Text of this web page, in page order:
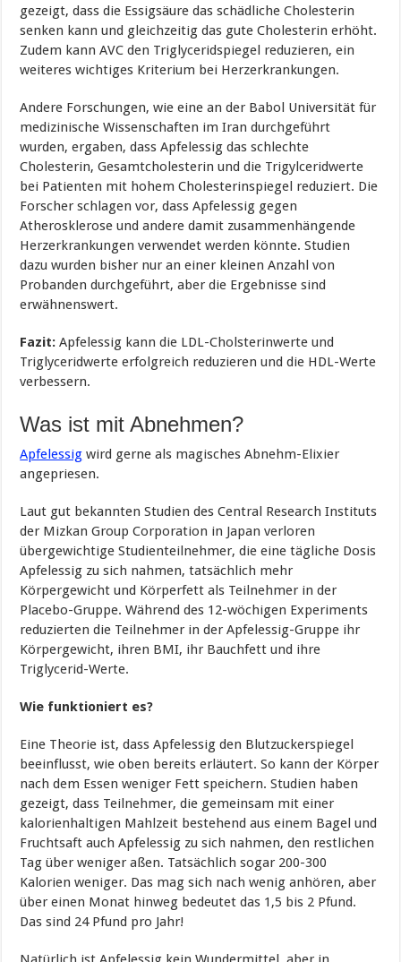
gezeigt, dass die Essigsäure das schädliche Cholesterin
senken kann und gleichzeitig das gute Cholesterin erhöht.
Zudem kann AVC den Triglyceridspiegel reduzieren, ein
weiteres wichtiges Kriterium bei Herzerkrankungen.
Andere Forschungen, wie eine an der Babol Universität für
medizinische Wissenschaften im Iran durchgeführt
wurden, ergaben, dass Apfelessig das schlechte
Cholesterin, Gesamtcholesterin und die Trigylceridwerte
bei Patienten mit hohem Cholesterinspiegel reduziert. Die
Forscher schlagen vor, dass Apfelessig gegen
Atherosklerose und andere damit zusammenhängende
Herzerkrankungen verwendet werden könnte. Studien
dazu wurden bisher nur an einer kleinen Anzahl von
Probanden durchgeführt, aber die Ergebnisse sind
erwähnenswert.
Fazit: Apfelessig kann die LDL-Cholsterinwerte und
Triglyceridwerte erfolgreich reduzieren und die HDL-Werte
verbessern.
Was ist mit Abnehmen?
Apfelessig wird gerne als magisches Abnehm-Elixier
angepriesen.
Laut gut bekannten Studien des Central Research Instituts
der Mizkan Group Corporation in Japan verloren
übergewichtige Studienteilnehmer, die eine tägliche Dosis
Apfelessig zu sich nahmen, tatsächlich mehr
Körpergewicht und Körperfett als Teilnehmer in der
Placebo-Gruppe. Während des 12-wöchigen Experiments
reduzierten die Teilnehmer in der Apfelessig-Gruppe ihr
Körpergewicht, ihren BMI, ihr Bauchfett und ihre
Triglycerid-Werte.
Wie funktioniert es?
Eine Theorie ist, dass Apfelessig den Blutzuckerspiegel
beeinflusst, wie oben bereits erläutert. So kann der Körper
nach dem Essen weniger Fett speichern. Studien haben
gezeigt, dass Teilnehmer, die gemeinsam mit einer
kalorienhaltigen Mahlzeit bestehend aus einem Bagel und
Fruchtsaft auch Apfelessig zu sich nahmen, den restlichen
Tag über weniger aßen. Tatsächlich sogar 200-300
Kalorien weniger. Das mag sich nach wenig anhören, aber
über einen Monat hinweg bedeutet das 1,5 bis 2 Pfund.
Das sind 24 Pfund pro Jahr!